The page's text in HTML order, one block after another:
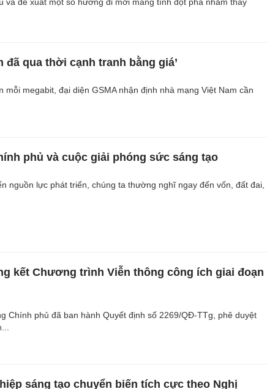
đã qua thời cạnh tranh bằng giá’
mỗi megabit, đại diện GSMA nhận định nhà mạng Việt Nam cần
phủ và cuộc giải phóng sức sáng tạo
nguồn lực phát triển, chúng ta thường nghĩ ngay đến vốn, đất đai,
kết Chương trình Viễn thông công ích giai đoạn
Chính phủ đã ban hành Quyết định số 2269/QĐ-TTg, phê duyệt
sáng tạo chuyển biến tích cực theo Nghị